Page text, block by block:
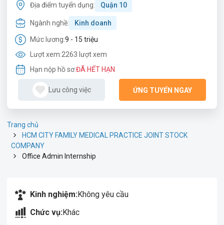
Địa điểm tuyển dụng: Quận 10
Ngành nghề: Kinh doanh
Mức lương:9 - 15 triệu
Lượt xem:2263 lượt xem
Hạn nộp hồ sơ:ĐÃ HẾT HẠN
Lưu công việc ỨNG TUYỂN NGAY
Trang chủ
HCM CITY FAMILY MEDICAL PRACTICE JOINT STOCK
COMPANY
Office Admin Internship
Kinh nghiệm:Không yêu cầu
Chức vụ:Khác